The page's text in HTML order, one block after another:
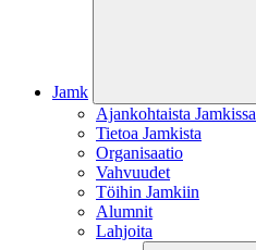
Jamk
Ajankohtaista Jamkissa
Tietoa Jamkista
Organisaatio
Vahvuudet
Töihin Jamkiin
Alumnit
Lahjoita